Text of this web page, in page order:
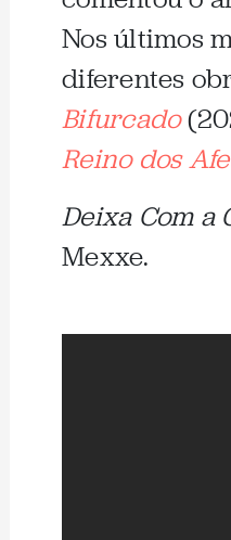
Nos últimos
diferentes
Bifurcado
Reino dos
Deixa Com a
Mexxe.